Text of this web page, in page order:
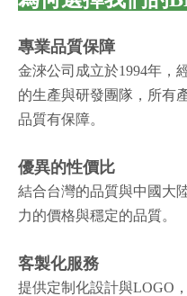
專業品質保障
金淶公司成立於1994年，
的生產與研發團隊，所有
品質有保障。
優異的性價比
結合台灣的品質與中國大
力的價格與穩定的品質。
客製化服務
提供定制化設計與LOGO